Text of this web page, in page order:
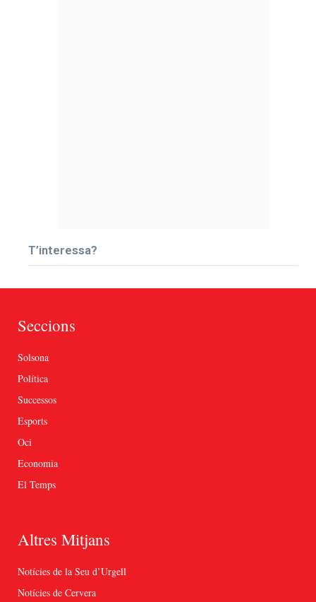
T’interessa?
Seccions
Solsona
Política
Successos
Esports
Oci
Economia
El Temps
Altres Mitjans
Notícies de la Seu d’Urgell
Notícies de Cervera